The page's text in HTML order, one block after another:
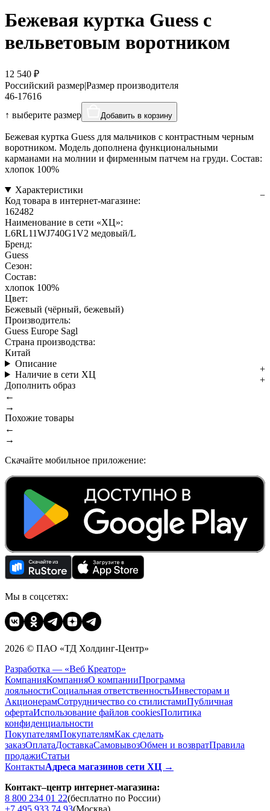
Бежевая куртка Guess с
вельветовым воротником
12 540 ₽
Российский размер|Размер производителя
46-17616
↑ выберите размер
Добавить в корзину
Бежевая куртка Guess для мальчиков с контрастным черным
воротником. Модель дополнена функциональными
карманами на молнии и фирменным патчем на груди. Состав:
хлопок 100%
Характеристики
Код товара в интернет-магазине:
162482
Наименование в сети «ХЦ»:
L6RL11WJ740G1V2 медовый/L
Бренд:
Guess
Сезон:
Состав:
хлопок 100%
Цвет:
Бежевый (чёрный, бежевый)
Производитель:
Guess Europe Sagl
Страна производства:
Китай
Описание
Наличие в сети ХЦ
Дополнить образ
←
→
Похожие товары
←
→
Скачайте мобильное приложение:
Мы в соцсетях:
2026 © ПАО «ТД Холдинг-Центр»
Разработка — «Веб Креатор»
КомпанияКомпанияО компанииПрограмма
лояльностиСоциальная ответственностьИнвесторам и
АкционерамСотрудничество со стилистамиПубличная
офертаИспользование файлов cookiesПолитика
конфиденциальности
ПокупателямПокупателямКак сделать
заказОплатаДоставкаCамовывозОбмен и возвратПравила
продажиСтатьи
КонтактыАдреса магазинов сети ХЦ →
Контакт–центр интернет-магазина:
8 800 234 01 22(бесплатно по России)
+7 495 933 74 93(Москва)